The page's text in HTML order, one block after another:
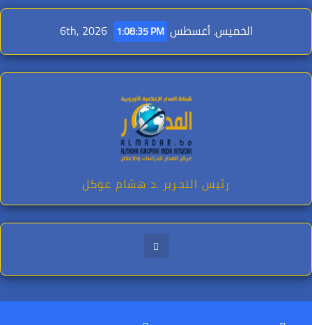
Skip
content
الخميس. أغسطس 6th, 2026 1:08:37 PM
رئيس التحرير .د هشام عوكل